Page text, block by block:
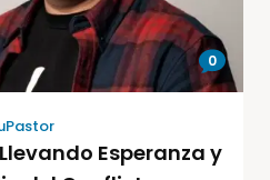
0
Esperanza y